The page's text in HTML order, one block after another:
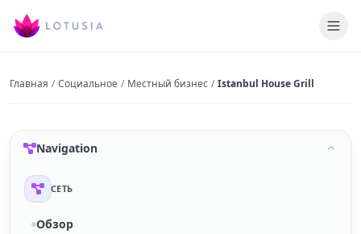
Главная / Социальное / Местный бизнес / Istanbul House Grill
Navigation
СЕТЬ
Обзор